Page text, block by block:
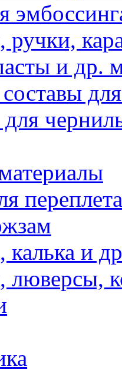
ручки,
и др.
для
переплета
калька и